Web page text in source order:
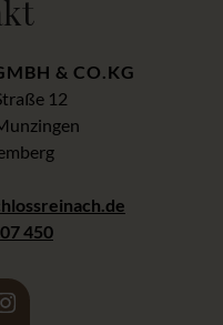
& CO.KG
12
450